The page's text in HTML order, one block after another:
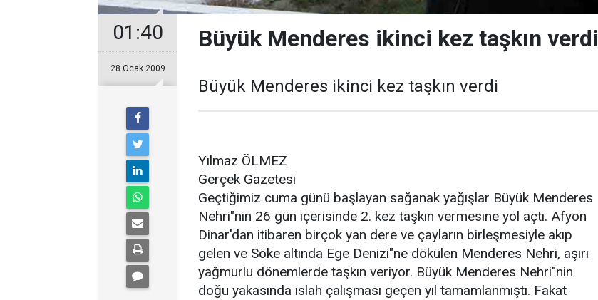
01:40
28 Ocak 2009
Büyük Menderes ikinci kez taşkın verdi
Büyük Menderes ikinci kez taşkın verdi
Yılmaz ÖLMEZ
Gerçek Gazetesi
Geçtiğimiz cuma günü başlayan sağanak yağışlar Büyük Menderes
Nehri"nin 26 gün içerisinde 2. kez taşkın vermesine yol açtı. Afyon
Dinar'dan itibaren birçok yan dere ve çayların birleşmesiyle akıp
gelen ve Söke altında Ege Denizi"ne dökülen Menderes Nehri, aşırı
yağmurlu dönemlerde taşkın veriyor. Büyük Menderes Nehri"nin
doğu yakasında ıslah çalışması geçen yıl tamamlanmıştı. Fakat